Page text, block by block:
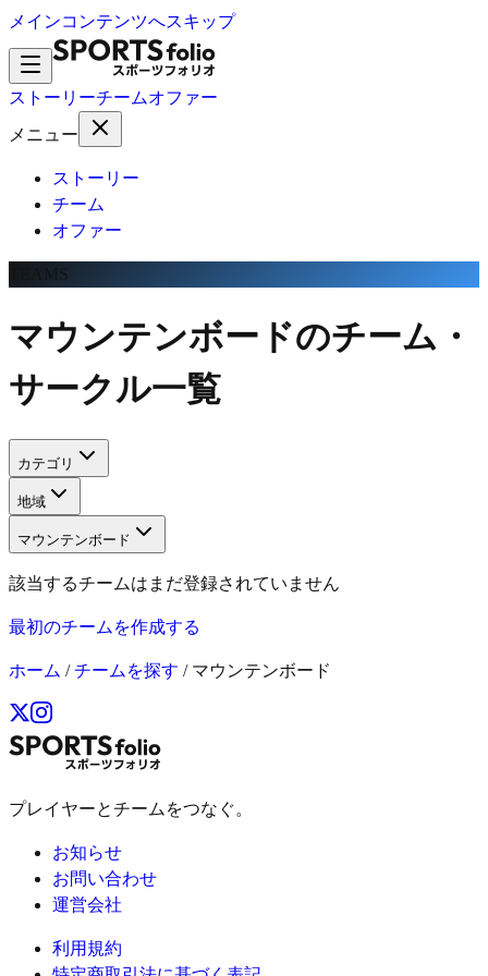
メインコンテンツへスキップ
ストーリーチームオファー
メニュー
ストーリー
チーム
オファー
TEAMS
マウンテンボードのチーム・
サークル一覧
カテゴリ
地域
マウンテンボード
該当するチームはまだ登録されていません
最初のチームを作成する
ホーム /チームを探す / マウンテンボード
プレイヤーとチームをつなぐ。
お知らせ
お問い合わせ
運営会社
利用規約